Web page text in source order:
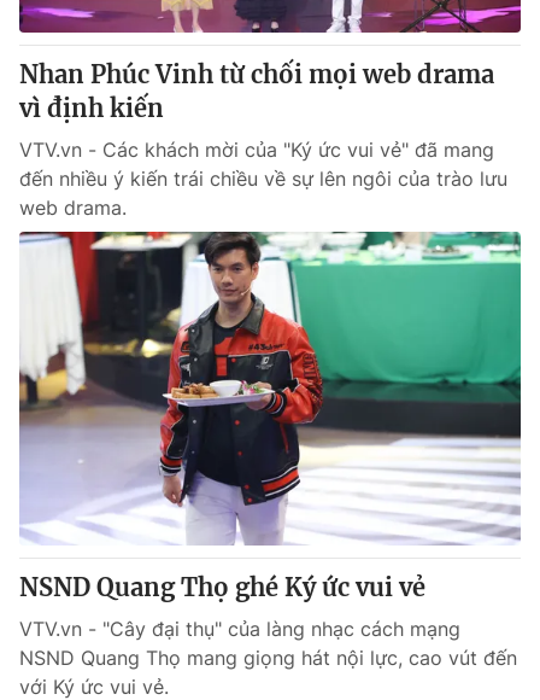
Cơ quan báo chí:
Thời báo VTV
Giấy phép hoạt động báo in và báo điện tử số 483/GP-BTTTT
cấp ngày 29/12/2023
Tổng Biên tập:Vũ Thanh Thủy
Phó Tổng Biên tập:Nguyễn Thị Mỹ Hạnh, Phạm Quốc Thắng,
Nguyễn Trọng Ninh
Tổng đài VTV:
024.38 355 931 - 024.38 355 932
Ðiện thoại Thời báo VTV:024.66 897 897
toasoan@vtv.vn
Liên hệ quảng cáo:
024-7300.7108
® Cấm sao chép dưới mọi hình thức nếu không có sự chấp
thuận bằng văn bản. Ghi rõ nguồn VTV.vn khi phát hành lại
thông tin từ website này.
Nhan Phúc Vinh từ chối mọi web drama
vì định kiến
VTV.vn - Các khách mời của "Ký ức vui vẻ" đã mang
đến nhiều ý kiến trái chiều về sự lên ngôi của trào lưu
web drama.
NSND Quang Thọ ghé Ký ức vui vẻ
VTV.vn - "Cây đại thụ" của làng nhạc cách mạng
NSND Quang Thọ mang giọng hát nội lực, cao vút đến
với Ký ức vui vẻ.